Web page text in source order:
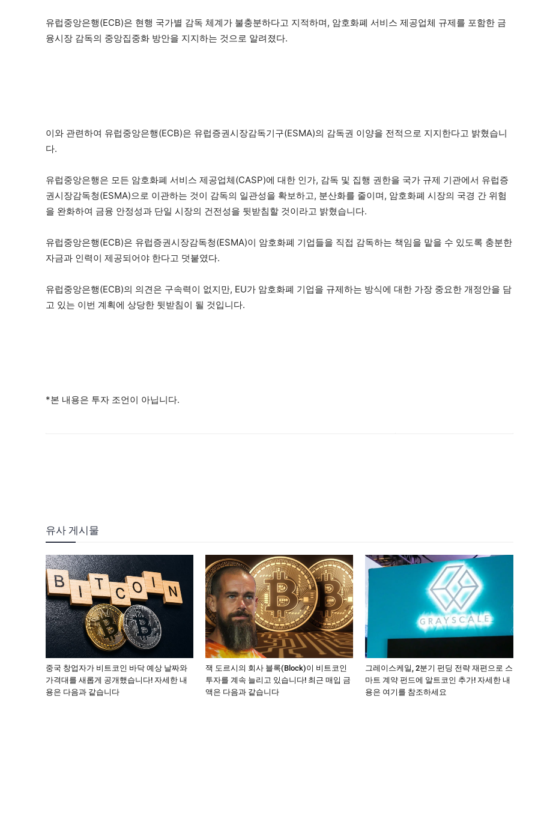
유럽중앙은행(ECB)은 현행 국가별 감독 체계가 불충분하다고 지적하며, 암호화폐 서비스 제공업체 규제를 포함한 금
융시장 감독의 중앙집중화 방안을 지지하는 것으로 알려졌다.
이와 관련하여 유럽중앙은행(ECB)은 유럽증권시장감독기구(ESMA)의 감독권 이양을 전적으로 지지한다고 밝혔습니
다.
유럽중앙은행은 모든 암호화폐 서비스 제공업체(CASP)에 대한 인가, 감독 및 집행 권한을 국가 규제 기관에서 유럽증
권시장감독청(ESMA)으로 이관하는 것이 감독의 일관성을 확보하고, 분산화를 줄이며, 암호화폐 시장의 국경 간 위험
을 완화하여 금융 안정성과 단일 시장의 건전성을 뒷받침할 것이라고 밝혔습니다.
유럽중앙은행(ECB)은 유럽증권시장감독청(ESMA)이 암호화폐 기업들을 직접 감독하는 책임을 맡을 수 있도록 충분한
자금과 인력이 제공되어야 한다고 덧붙였다.
유럽중앙은행(ECB)의 의견은 구속력이 없지만, EU가 암호화폐 기업을 규제하는 방식에 대한 가장 중요한 개정안을 담
고 있는 이번 계획에 상당한 뒷받침이 될 것입니다.
*본 내용은 투자 조언이 아닙니다.
유사 게시물
중국 창업자가 비트코인 바닥 예상 날짜와
가격대를 새롭게 공개했습니다! 자세한 내
용은 다음과 같습니다
잭 도르시의 회사 블록(Block)이 비트코인
투자를 계속 늘리고 있습니다! 최근 매입 금
액은 다음과 같습니다
그레이스케일, 2분기 펀딩 전략 재편으로 스
마트 계약 펀드에 알트코인 추가! 자세한 내
용은 여기를 참조하세요